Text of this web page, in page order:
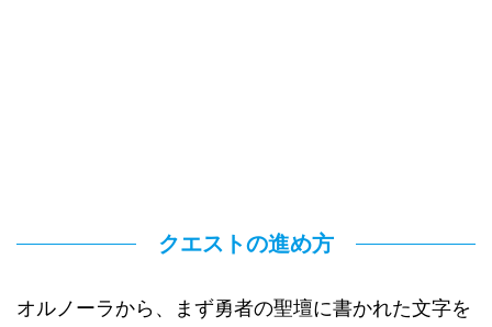
クエストの進め方
オルノーラから、まず勇者の聖壇に書かれた文字を